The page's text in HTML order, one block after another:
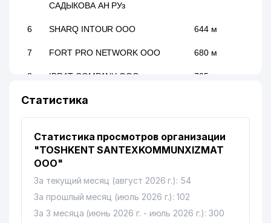
САДЫКОВА АН РУз
6 SHARQ INTOUR ООО 644 м
7 FORT PRO NETWORK ООО 680 м
8 IBRAT COMPANY ООО 725 м
9 АКРАМОВ Д.Б. ИндП
10
УПРАВЛЕНИЕ ПО ЭКОЛОГИИ И
ОХРАНЕ ОКРУЖАЮЩЕЙ СРЕДЫ
730 м
11
ФУНДАМЕНТАЛЬНАЯ
БИБЛИОТЕКА АН РУз
ФАН ГП ИЗДАТЕЛЬСТВО АН РУз
Статистика
Статистика просмотров организации
"TOSHKENT SANTEXKOMMUNXIZMAT
ООО"
За текущий месяц (август 2026 г.): 54
За прошлый месяц (июль 2026 г.): 102
За 3 месяца (июнь 2026 г. - июль 2026 г.): 300